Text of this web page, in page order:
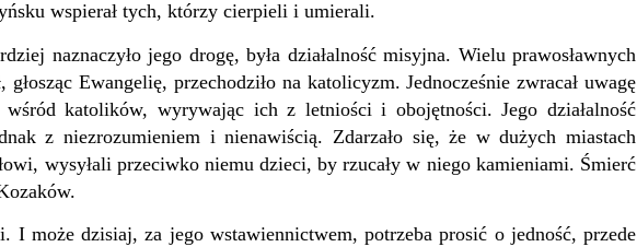
wspierał tych, którzy cierpieli i umierali.
naznaczyło jego drogę, była działalność misyjna. Wielu prawosławnych
Ewangelię, przechodziło na katolicyzm. Jednocześnie zwracał uwagę
wśród katolików, wyrywając ich z letniości i obojętności. Jego działalność
z niezrozumieniem i nienawiścią. Zdarzało się, że w dużych miastach
wysyłali przeciwko niemu dzieci, by rzucały w niego kamieniami. Śmierć
I może dzisiaj, za jego wstawiennictwem, potrzeba prosić o jedność, przede